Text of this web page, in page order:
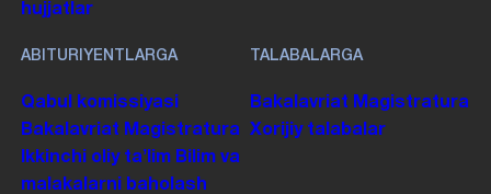
hujjatlar
ABITURIYENTLARGA
Qabul komissiyasi
Bakalavriat Magistratura
Ikkinchi oliy taʼlim Bilim va
malakalarni baholash
TALABALARGA
Bakalavriat Magistratura
Xorijiy talabalar